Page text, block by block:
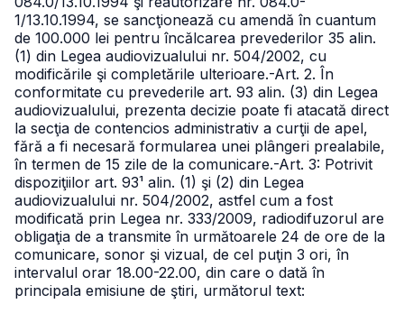
1/13.10.1994, se sancţionează cu amendă în cuantum
de 100.000 lei pentru încălcarea prevederilor 35 alin.
(1) din Legea audiovizualului nr. 504/2002, cu
modificările şi completările ulterioare.-Art. 2. În
conformitate cu prevederile art. 93 alin. (3) din Legea
audiovizualului, prezenta decizie poate fi atacată direct
la secţia de contencios administrativ a curţii de apel,
fără a fi necesară formularea unei plângeri prealabile,
în termen de 15 zile de la comunicare.-Art. 3: Potrivit
dispoziţiilor art. 93¹ alin. (1) şi (2) din Legea
audiovizualului nr. 504/2002, astfel cum a fost
modificată prin Legea nr. 333/2009, radiodifuzorul are
obligaţia de a transmite în următoarele 24 de ore de la
comunicare, sonor şi vizual, de cel puţin 3 ori, în
intervalul orar 18.00-22.00, din care o dată în
principala emisiune de ştiri, următorul text: